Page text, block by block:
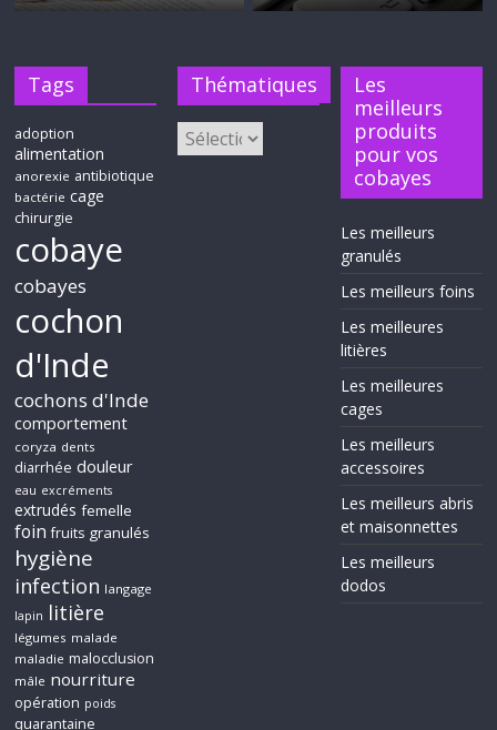
Tags
adoption
alimentation
anorexie antibiotique
bactérie cage
chirurgie
cobaye
cobayes
cochon
d'Inde
cochons d'Inde
comportement
coryza dents
diarrhée douleur
eau excréments
extrudés femelle
foin fruits granulés
hygiène
infection langage
lapin litière
légumes malade
maladie malocclusion
mâle nourriture
opération poids
quarantaine
Thématiques
Les
meilleurs
produits
pour vos
cobayes
Les meilleurs
granulés
Les meilleurs foins
Les meilleures
litières
Les meilleures
cages
Les meilleurs
accessoires
Les meilleurs abris
et maisonnettes
Les meilleurs
dodos